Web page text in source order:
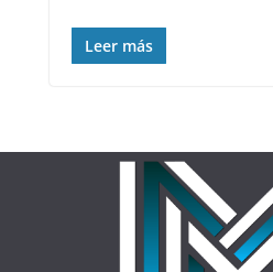
Leer más